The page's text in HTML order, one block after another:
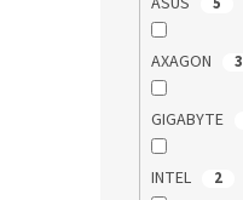
AXAGON 3
GIGABYTE
INTEL 2